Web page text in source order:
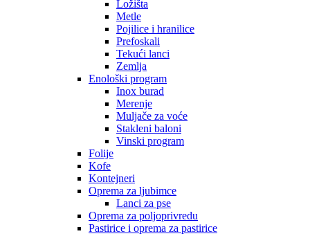
Ložišta
Metle
Pojilice i hranilice
Prefoskali
Tekući lanci
Zemlja
Enološki program
Inox burad
Merenje
Muljače za voće
Stakleni baloni
Vinski program
Folije
Kofe
Kontejneri
Oprema za ljubimce
Lanci za pse
Oprema za poljoprivredu
Pastirice i oprema za pastirice